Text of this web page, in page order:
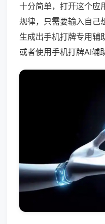
十分简单，打开这个应
规律，只需要输入自己
生成出手机打牌专用辅
或者使用手机打牌AI辅